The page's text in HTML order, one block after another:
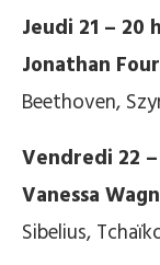
Jeudi 21 – 20
Jonathan
Beethoven,
Vendredi 22
Vanessa
Sibelius,